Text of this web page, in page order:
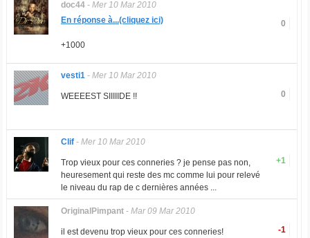
doc44- Mer 10 Mar 2010
0
En réponse à...(cliquez ici)
+1000
vesti1- Mer 10 Mar 2010
0
WEEEEST SIIIIIDE !!
Clif- Mer 10 Mar 2010
+1
Trop vieux pour ces conneries ? je pense pas non,
heuresement qui reste des mc comme lui pour relevé
le niveau du rap de c dernières années ...
OriginalPimpant- Mar 09 Mar 2010
-1
il est devenu trop vieux pour ces conneries!